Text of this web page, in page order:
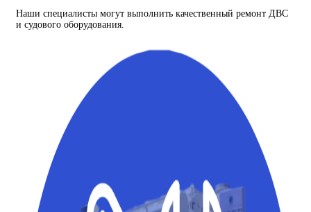
Наши специалисты могут выполнить качественный ремонт ДВС
и судового оборудования.